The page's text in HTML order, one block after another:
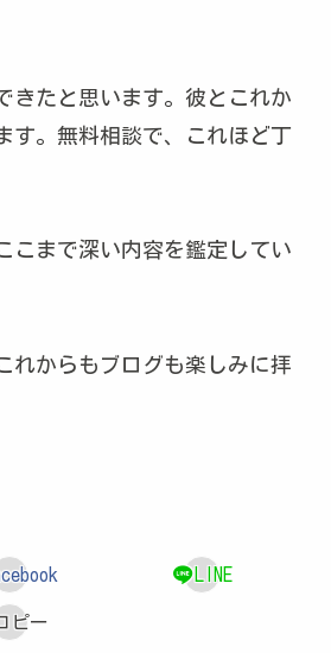
きたと思います。彼とこれか
す。無料相談で、これほど丁
こまで深い内容を鑑定してい
れからもブログも楽しみに拝
LINE
ピー